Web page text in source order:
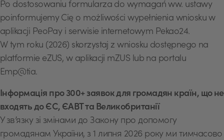
Po dostosowaniu formularza do wymagań ww. ustawy
poinformujemy Cię o możliwości wypełnienia wniosku w
aplikacji PeoPay i serwisie internetowym Pekao24.
W tym roku (2026) skorzystaj z wniosku dostępnego na
platformie eZUS, w aplikacji mZUS lub na portalu
Emp@tia.
Інформація про 300+ заявок для громадян країн, що не
входять до ЄС, ЄАВТ та Великобританії
У зв’язку зі змінами до Закону про допомогу
громадянам України, з 1 липня 2026 року ми тимчасово